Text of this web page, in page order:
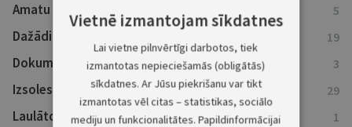
Amatu konkursu ziņas 5
Dažādi sludinājumi 19
Dokumentu atsaukumi 3
Izsoles 29
Laulāto mantiskās attiecības 1
Vietnē izmantojam sīkdatnes
Lai vietne pilnvērtīgi darbotos, tiek
izmantotas nepieciešamās (obligātās)
sīkdatnes. Ar Jūsu piekrišanu var tikt
izmantotas vēl citas – statistikas, sociālo
mediju un funkcionalitātes. Papildinformācijai